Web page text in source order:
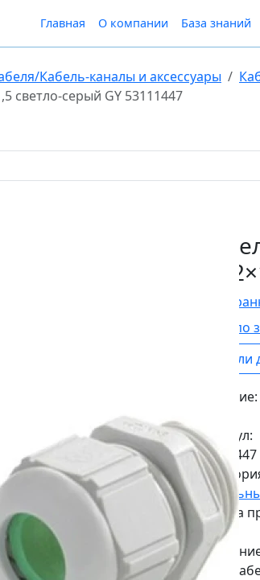
Главная О компании База знаний
Кабель-каналы и аксессуары
светло-серый GY 53111447
В
Цена по
Нашли
Наличие:
Артикул:
53111447
Страна
Китай
Ввод